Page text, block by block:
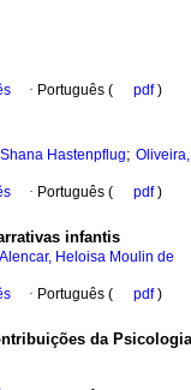
· Português ( pdf)
Hastenpflug;
· Português ( pdf)
infantis
Alencar, Heloisa Moulin de
· Português ( pdf)
da